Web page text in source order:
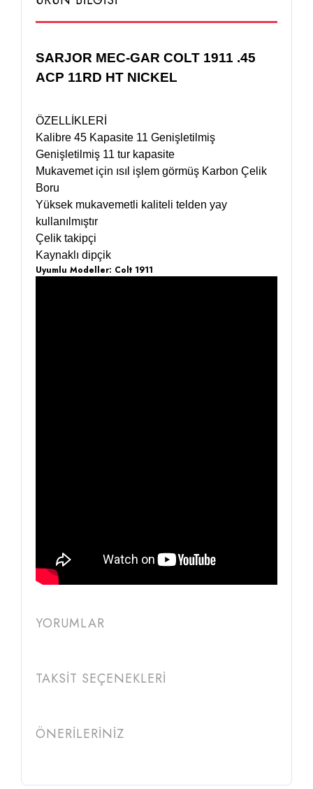
SARJOR MEC-GAR COLT 1911 .45
ACP 11RD HT NICKEL
ÖZELLİKLERİ
Kalibre 45 Kapasite 11 Genişletilmiş
Genişletilmiş 11 tur kapasite
Mukavemet için ısıl işlem görmüş Karbon Çelik
Boru
Yüksek mukavemetli kaliteli telden yay
kullanılmıştır
Çelik takipçi
Kaynaklı dipçik
Uyumlu Modeller: Colt 1911
YORUMLAR
TAKSİT SEÇENEKLERİ
ÖNERİLERİNİZ